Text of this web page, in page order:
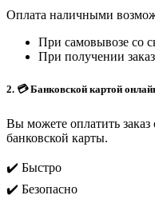
Оплата наличными
При самовывозе со
При получении
2. 💳 Банковской картой
Вы можете оплатить
банковской карты.
✔️ Быстро
✔️ Безопасно